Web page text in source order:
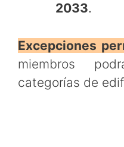
2033.
Excepciones
miembros
categorías de